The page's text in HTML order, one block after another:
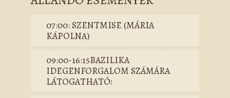
07:00: SZENTMISE (MÁRIA
KÁPOLNA)
09:00-16:15BAZILIKA
IDEGENFORGALOM SZÁMÁRA
LÁTOGATHATÓ!